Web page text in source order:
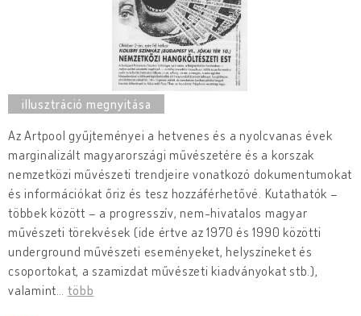
Az Artpool gyűjteményei a hetvenes és a nyolcvanas évek
marginalizált magyarországi művészetére és a korszak
nemzetközi művészeti trendjeire vonatkozó dokumentumokat
és információkat őriz és tesz hozzáférhetővé. Kutathatók –
többek között – a progresszív, nem-hivatalos magyar
művészeti törekvések (ide értve az 1970 és 1990 közötti
underground művészeti eseményeket, helyszíneket és
csoportokat, a szamizdat művészeti kiadványokat stb.),
valamint
több